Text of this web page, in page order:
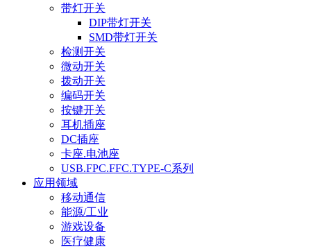
带灯开关
DIP带灯开关
SMD带灯开关
检测开关
微动开关
拨动开关
编码开关
按键开关
耳机插座
DC插座
卡座.电池座
USB.FPC.FFC.TYPE-C系列
应用领域
移动通信
能源/工业
游戏设备
医疗健康